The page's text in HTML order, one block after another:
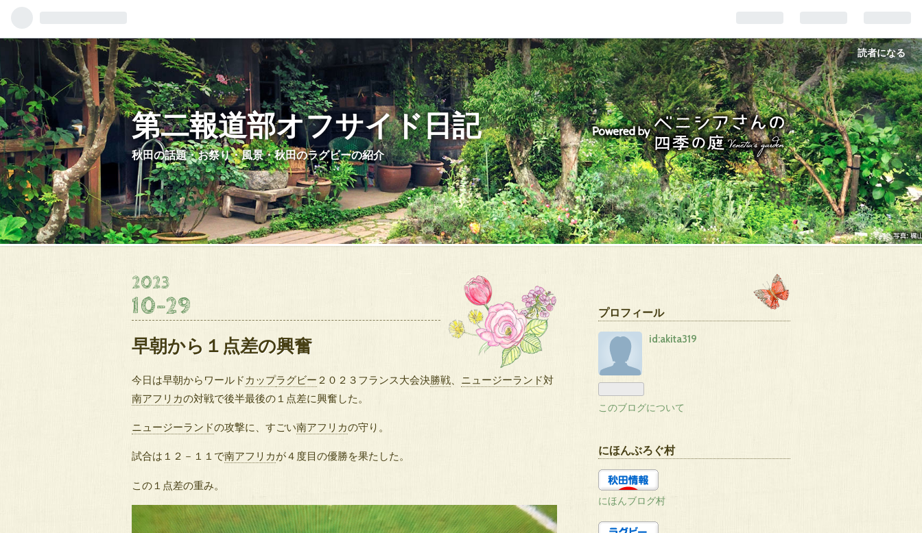
読者になる
第二報道部オフサイド日記
秋田の話題・お祭り・風景・秋田のラグビーの紹介
2023
10-29
早朝から１点差の興奮
今日は早朝からワールド カップラグビー ２０２３フランス大会決勝戦、 ニュージーランド対
南アフリカの対戦で後半最後の１点差に興奮した。
ニュージーランドの攻撃に、すごい南アフリカの守り。
試合は１２－１１で南アフリカが４度目の優勝を果たした。
この１点差の重み。
プロフィール
id:akita319
このブログについて
にほんぶろぐ村
にほんブログ村